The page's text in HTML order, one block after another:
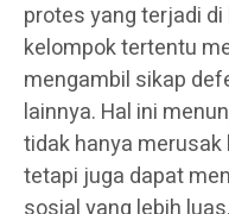
protes yang terjadi
kelompok tertentu
mengambil sikap
lainnya. Hal ini
tidak hanya
tetapi juga dapat